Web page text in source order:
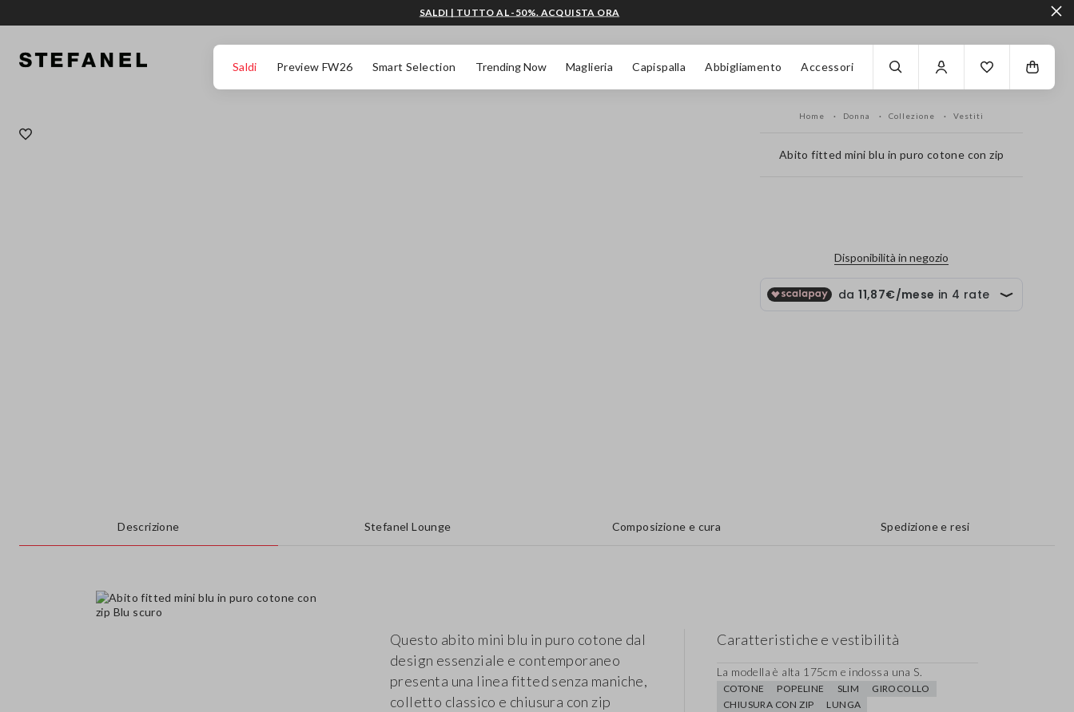
Saldi Preview FW26 Smart Selection Trending Now Maglieria Capispalla Abbigliamento Accessori
SALDI | TUTTO AL -50%. ACQUISTA ORA
Home Donna Collezione Vestiti
Abito fitted mini blu in puro cotone con zip
Disponibilità in negozio
Descrizione Stefanel Lounge Composizione e cura Spedizione e resi
Questo abito mini blu in puro cotone dal
design essenziale e contemporaneo
presenta una linea fitted senza maniche,
colletto classico e chiusura con zip
Caratteristiche e vestibilità
La modella è alta 175cm e indossa una S.
COTONE POPELINE SLIM
GIROCOLLO
CHIUSURA CON ZIP
LUNGA